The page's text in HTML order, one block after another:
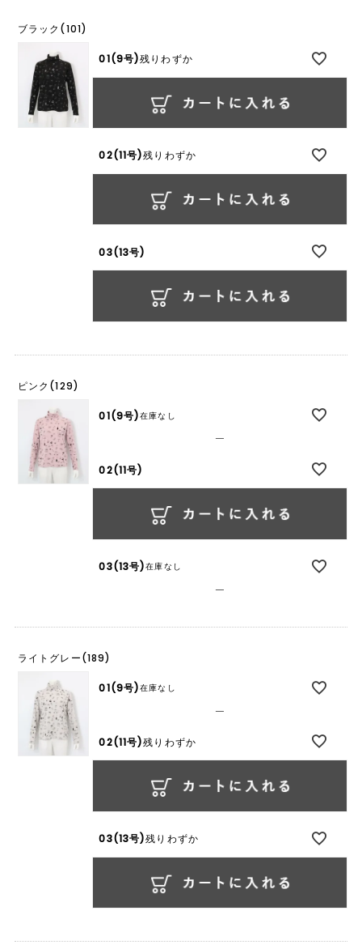
ブラック(101)
01(9号)残りわずか
02(11号)残りわずか
03(13号)
ピンク(129)
01(9号)在庫なし
—
02(11号)
03(13号)在庫なし
—
ライトグレー(189)
01(9号)在庫なし
—
02(11号)残りわずか
03(13号)残りわずか